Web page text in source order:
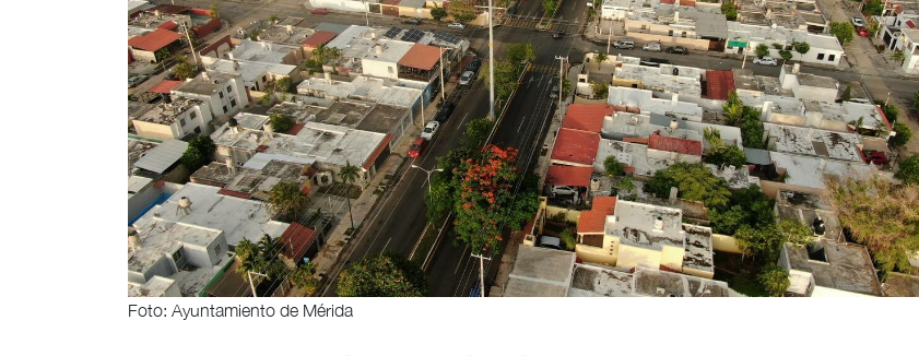
Foto: Ayuntamiento de Mérida